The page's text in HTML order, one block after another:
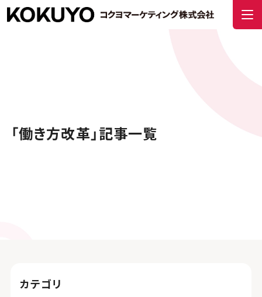
「働き方改革」記事一覧
カテゴリ